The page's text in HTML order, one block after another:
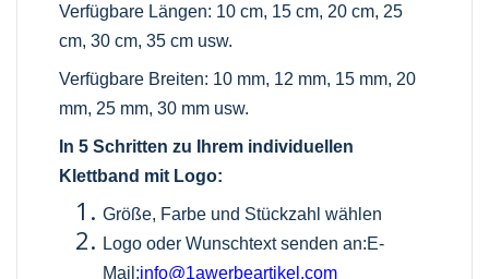
Verfügbare Längen: 10 cm, 15 cm, 20 cm, 25
cm, 30 cm, 35 cm usw.
Verfügbare Breiten: 10 mm, 12 mm, 15 mm, 20
mm, 25 mm, 30 mm usw.
In 5 Schritten zu Ihrem individuellen
Klettband mit Logo:
Größe, Farbe und Stückzahl wählen
Logo oder Wunschtext senden an:E-
Mail:info@1awerbeartikel.com